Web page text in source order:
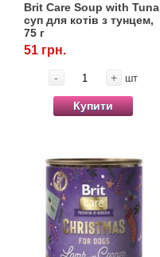
Brit Care Soup with Tuna
суп для котів з тунцем,
75 г
51 грн.
- + шт
Купити